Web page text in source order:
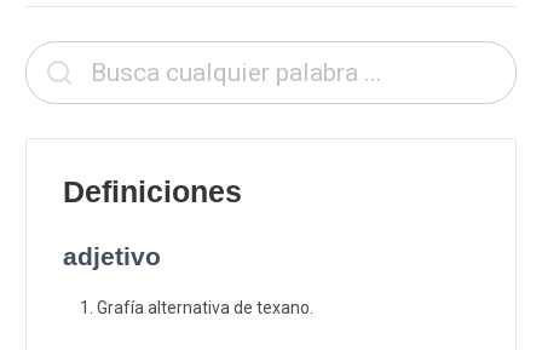
Definiciones
adjetivo
Grafía alternativa de texano.